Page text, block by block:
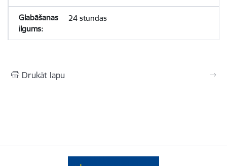
24 stundas
Drukāt lapu